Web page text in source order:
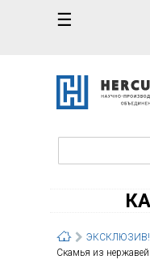
☰
ЭКСКЛЮЗИВ!
Скамья из